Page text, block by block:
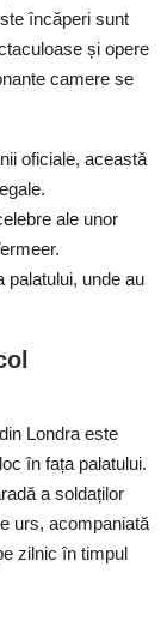
încăperi sunt
și opere
camere se
oficiale, această
ale unor
palatului, unde au
Londra este
în fața palatului.
a soldaților
urs, acompaniată
zilnic în timpul